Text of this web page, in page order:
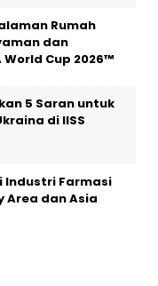
Rumah
dan
World Cup 2026™
5 Saran untuk
di IISS
Industri Farmasi
Area dan Asia